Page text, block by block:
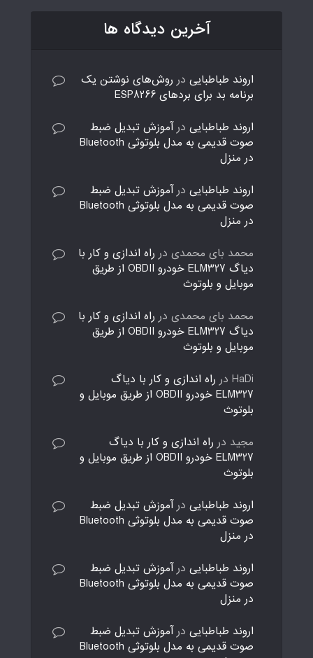
آخرین دیدگاه ها
اروند طباطبایی در روش‌های نوشتن یک
برنامه بد برای بردهای ESP8266
اروند طباطبایی درآموزش تبدیل ضبط
صوت قدیمی به مدل بلوتوثی Bluetooth
در منزل
اروند طباطبایی درآموزش تبدیل ضبط
صوت قدیمی به مدل بلوتوثی Bluetooth
در منزل
محمد بای محمدی در راه اندازی و کار با
دیاگ ELM327 خودرو OBDII از طریق
موبایل و بلوتوث
محمد بای محمدی در راه اندازی و کار با
دیاگ ELM327 خودرو OBDII از طریق
موبایل و بلوتوث
HaDi در راه اندازی و کار با دیاگ
ELM327 خودرو OBDII از طریق موبایل و
بلوتوث
مجید در راه اندازی و کار با دیاگ
ELM327 خودرو OBDII از طریق موبایل و
بلوتوث
اروند طباطبایی درآموزش تبدیل ضبط
صوت قدیمی به مدل بلوتوثی Bluetooth
در منزل
اروند طباطبایی درآموزش تبدیل ضبط
صوت قدیمی به مدل بلوتوثی Bluetooth
در منزل
اروند طباطبایی درآموزش تبدیل ضبط
صوت قدیمی به مدل بلوتوثی Bluetooth